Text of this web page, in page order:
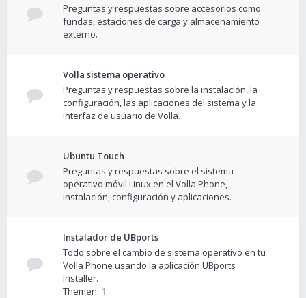
Preguntas y respuestas sobre accesorios como
fundas, estaciones de carga y almacenamiento
externo.
Volla sistema operativo
Preguntas y respuestas sobre la instalación, la
configuración, las aplicaciones del sistema y la
interfaz de usuario de Volla.
Ubuntu Touch
Preguntas y respuestas sobre el sistema
operativo móvil Linux en el Volla Phone,
instalación, configuración y aplicaciones.
Instalador de UBports
Todo sobre el cambio de sistema operativo en tu
Volla Phone usando la aplicación UBports
Installer.
Themen: 1